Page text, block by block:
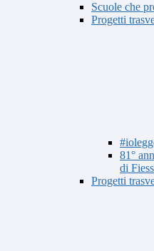
Scuole che
Progetti
81°
di
Progetti